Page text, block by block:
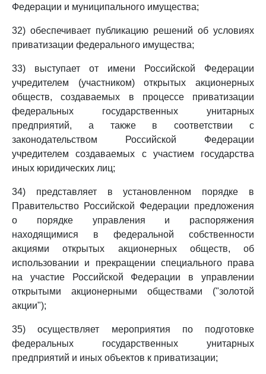
Федерации и муниципального имущества;
32) обеспечивает публикацию решений об условиях
приватизации федерального имущества;
33) выступает от имени Российской Федерации
учредителем (участником) открытых акционерных
обществ, создаваемых в процессе приватизации
федеральных государственных унитарных
предприятий, а также в соответствии с
законодательством Российской Федерации
учредителем создаваемых с участием государства
иных юридических лиц;
34) представляет в установленном порядке в
Правительство Российской Федерации предложения
о порядке управления и распоряжения
находящимися в федеральной собственности
акциями открытых акционерных обществ, об
использовании и прекращении специального права
на участие Российской Федерации в управлении
открытыми акционерными обществами ("золотой
акции");
35) осуществляет мероприятия по подготовке
федеральных государственных унитарных
предприятий и иных объектов к приватизации;